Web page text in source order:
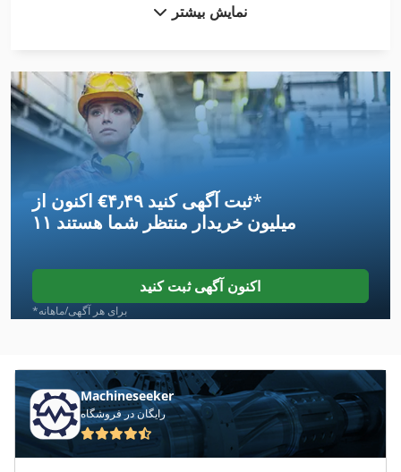
Ahlmann As 90
Ahlmann Az 10
Ahlmann Az 150
Almi Al 33
Alzmetall Ab 4
Alzmetall Ac 32
Ammann Av 12
Ammann Av 23
Ammann Av 95
Euclid R 35
نمایش بیشتر
اکنون از ‎€۴٫۴۹ ثبت آگهی کنید*
۱۱ میلیون خریدار منتظر شما هستند
اکنون آگهی ثبت کنید
*برای هر آگهی/ماهانه
Machineseeker
رایگان در فروشگاه